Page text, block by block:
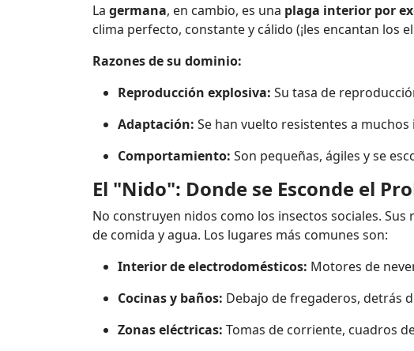
La germana, en cambio, es una plaga interior por
clima perfecto, constante y cálido (¡les encantan los
Razones de su dominio:
Reproducción explosiva: Su tasa de
Adaptación: Se han vuelto resistentes a
Comportamiento: Son pequeñas, ágiles y se
El "Nido": Donde se Esconde el
No construyen nidos como los insectos sociales. Sus
de comida y agua. Los lugares más comunes son:
Interior de electrodomésticos: Motores de
Cocinas y baños: Debajo de fregaderos, detrás
Zonas eléctricas: Tomas de corriente, cuadros